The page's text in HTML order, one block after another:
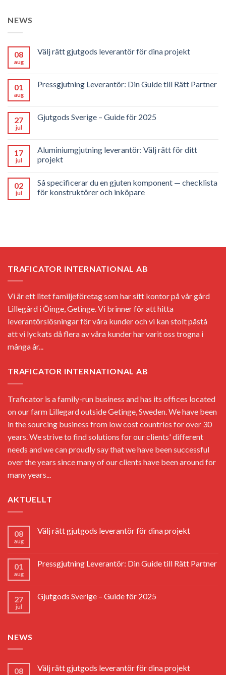
NEWS
08
aug
Välj rätt gjutgods leverantör för dina projekt
01
aug
Pressgjutning Leverantör: Din Guide till Rätt Partner
27
jul
Gjutgods Sverige – Guide för 2025
17
jul
Aluminiumgjutning leverantör: Välj rätt för ditt
projekt
02
jul
Så specificerar du en gjuten komponent — checklista
för konstruktörer och inköpare
TRAFICATOR INTERNATIONAL AB
Vi är ett litet familjeföretag som har sitt kontor på vår gård
Lillegård i Öinge, Getinge. Vi brinner för att hitta
leverantörslösningar för våra kunder och vi kan stolt påstå
att vi lyckats då flera av våra kunder har varit oss trogna i
många år...
TRAFICATOR INTERNATIONAL AB
Traficator is a family-run business and has its offices located
on our farm Lillegard outside Getinge, Sweden. We have been
in the sourcing business from low cost countries for over 30
years. We strive to find solutions for our clients' different
needs and we can proudly say that we have been successful
over the years since many of our clients have been around for
many years...
AKTUELLT
08
aug
Välj rätt gjutgods leverantör för dina projekt
01
aug
Pressgjutning Leverantör: Din Guide till Rätt Partner
27
jul
Gjutgods Sverige – Guide för 2025
NEWS
08 Välj rätt gjutgods leverantör för dina projekt